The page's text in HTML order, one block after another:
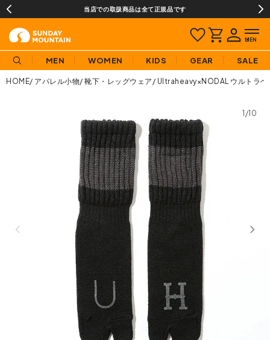
当店での取扱商品は全て正規品です
MEN WOMEN KIDS GEAR SALE
HOME アパレル小物 靴下・レッグウェア Ultraheavy×NODAL ウルトラ
1/10